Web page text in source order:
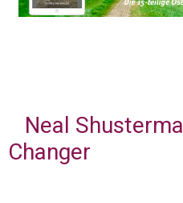
Neal
Changer